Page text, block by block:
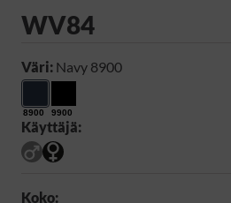
WV84
Väri: Navy 8900
8900 9900
Käyttäjä:
Koko: